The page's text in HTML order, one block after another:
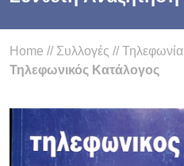
Home // Συλλογές //Τηλεφωνία
Τηλεφωνικός Κατάλογος